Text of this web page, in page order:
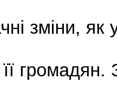
зміни,
її